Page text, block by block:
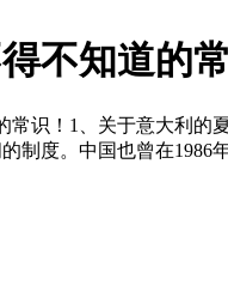
不知道的
常识！1、关于意大利的
制度。中国也曾在